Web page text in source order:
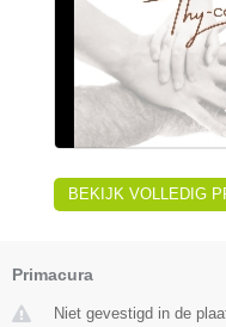
BEKIJK VOLLEDIG
Primacura
Niet gevestigd in de